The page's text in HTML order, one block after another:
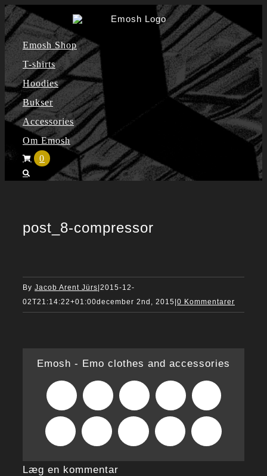
Skip
to
contentEmosh Shop
T-shirts
Hoodies
Bukser
Accessories
Om Emosh
0
post_8-compressor
By Jacob Arent Jürs 2015-12-
02T21:14:22+01:00december 2nd, 2015 0 Kommentarer
Emosh - Emo clothes and accessories
Facebook Reddit LinkedIn WhatsApp
Tumblr Pinterest Xing
mail
Læg en kommentar